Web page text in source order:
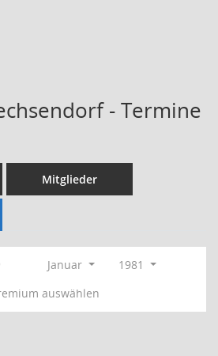
- Termine
Mitglieder
Januar
1981
auswählen